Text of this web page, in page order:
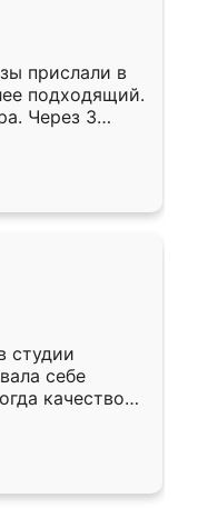
прислали в
подходящий.
Через 3
Остались
студии
себе
качеством
уже почти